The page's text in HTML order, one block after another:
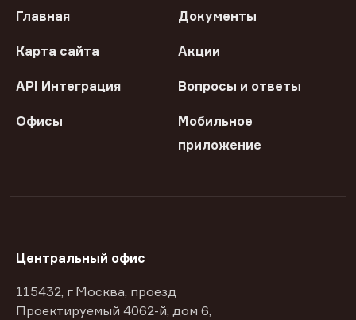
Главная Документы
Карта сайта Акции
API Интеграция Вопросы и ответы
Офисы
Мобильное
приложение
Центральный офис
115432, г Москва, проезд
Проектируемый 4062-й, дом 6,